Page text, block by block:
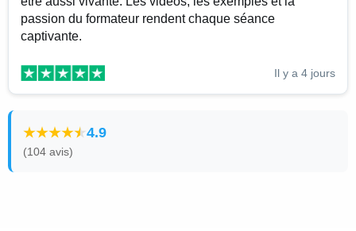
passion du formateur rendent chaque séance
captivante.
Il y a 4 jours
4.9
(104 avis)